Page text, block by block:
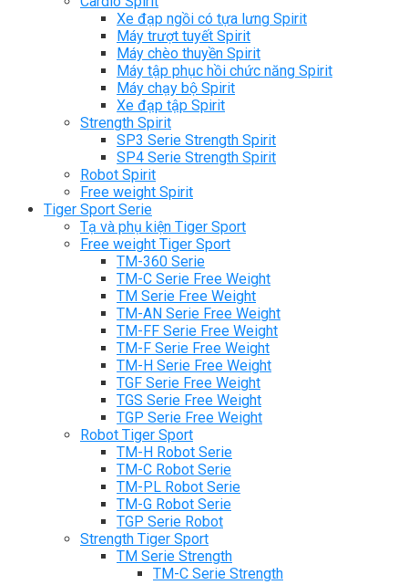
Xe đạp ngồi có tựa lưng Spirit
Máy trượt tuyết Spirit
Máy chèo thuyền Spirit
Máy tập phục hồi chức năng Spirit
Máy chạy bộ Spirit
Xe đạp tập Spirit
Strength Spirit
SP3 Serie Strength Spirit
SP4 Serie Strength Spirit
Robot Spirit
Free weight Spirit
Tiger Sport Serie
Tạ và phụ kiện Tiger Sport
Free weight Tiger Sport
TM-360 Serie
TM-C Serie Free Weight
TM Serie Free Weight
TM-AN Serie Free Weight
TM-FF Serie Free Weight
TM-F Serie Free Weight
TM-H Serie Free Weight
TGF Serie Free Weight
TGS Serie Free Weight
TGP Serie Free Weight
Robot Tiger Sport
TM-H Robot Serie
TM-C Robot Serie
TM-PL Robot Serie
TM-G Robot Serie
TGP Serie Robot
Strength Tiger Sport
TM Serie Strength
TM-C Serie Strength